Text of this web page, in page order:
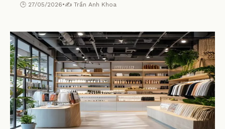
🕒 27/05/2026•✍️ Trần Anh Khoa